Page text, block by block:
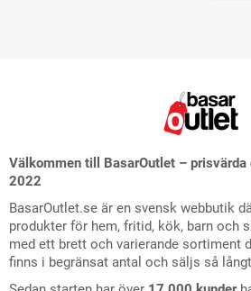
Välkommen till BasarOutlet –
2022
BasarOutlet.se är en svensk webbutik
produkter för hem, fritid, kök, barn och
med ett brett och varierande sortiment
finns i begränsat antal och säljs så